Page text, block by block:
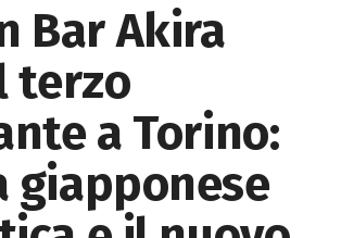
Bar Akira
terzo
a Torino:
giapponese